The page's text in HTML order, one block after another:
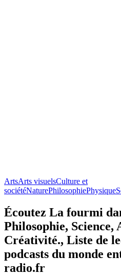
ArtsArts visuelsCulture et
sociétéNaturePhilosophiePhysique
Écoutez La fourmi
Philosophie,
Créativité., Liste de
podcasts du monde
radio.fr